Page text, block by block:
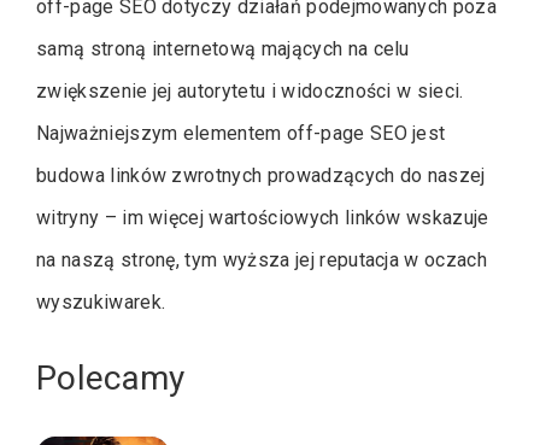
off-page SEO dotyczy działań podejmowanych poza
samą stroną internetową mających na celu
zwiększenie jej autorytetu i widoczności w sieci.
Najważniejszym elementem off-page SEO jest
budowa linków zwrotnych prowadzących do naszej
witryny – im więcej wartościowych linków wskazuje
na naszą stronę, tym wyższa jej reputacja w oczach
wyszukiwarek.
Polecamy